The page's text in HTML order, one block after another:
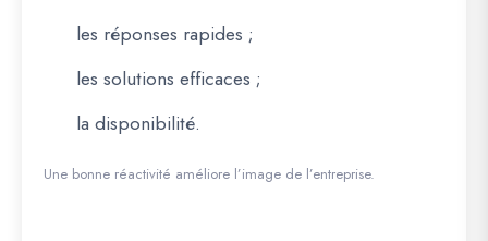
les réponses rapides ;
les solutions efficaces ;
la disponibilité.
Une bonne réactivité améliore l’image de l’entreprise.